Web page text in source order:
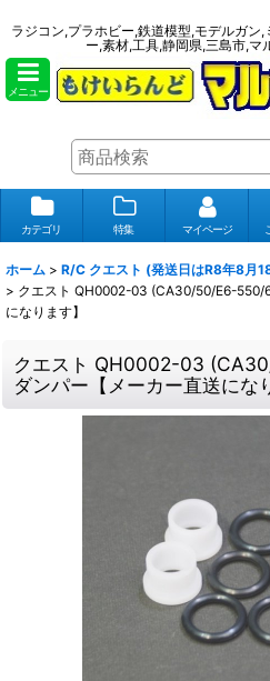
ラジコン,プラホビー,鉄道模型,モデルガン
ー,素材,工具,静岡県,三島市,
メニュー
カテゴリ 特集 マイページ
ホーム > R/C クエスト (発送日はR8年8月
> クエスト QH0002-03 (CA30/50/E6-550/
になります】
クエスト QH0002-03
ダンパー【メーカー直送にな